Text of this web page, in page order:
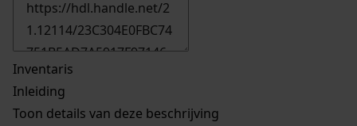
Inventaris
Inleiding
Toon details van deze beschrijving